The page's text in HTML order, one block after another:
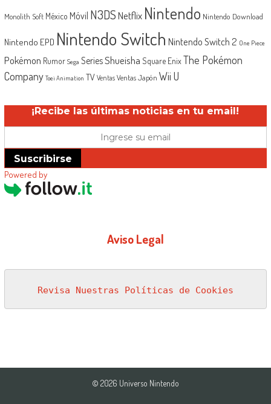
Monolith Soft México Móvil N3DSNetflix Nintendo Nintendo Download
Nintendo EPD Nintendo Switch Nintendo Switch 2 One Piece
Pokémon Rumor Sega SeriesShueisha Square EnixThe Pokémon
Company Toei Animation TV Ventas Ventas Japón Wii U
¡Recibe las últimas noticias en tu email!
Suscribirse
Powered by
Aviso Legal
Revisa Nuestras Políticas de Cookies
© 2026 Universo Nintendo